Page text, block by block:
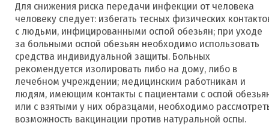
Для снижения риска передачи инфекции от человека
человеку следует: избегать тесных физических
с людьми, инфицированными оспой обезьян; при уходе
за больными оспой обезьян необходимо использовать
средства индивидуальной защиты. Больных
рекомендуется изолировать либо на дому, либо в
лечебном учреждении; медицинским работникам и
людям, имеющим контакты с пациентами с оспой
или с взятыми у них образцами, необходимо
возможность вакцинации против натуральной оспы.